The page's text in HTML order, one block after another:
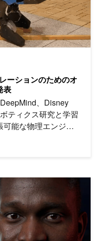
ーションのためのオ
表
、Disney
ティクス研究と学習
能な物理エンジン
ターによる AI エージェ